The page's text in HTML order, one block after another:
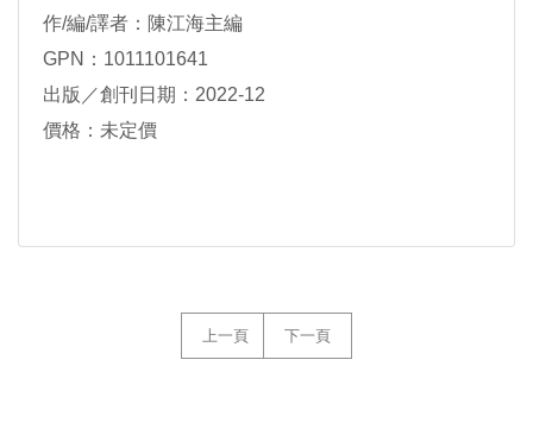
作/編/譯者：陳江海主編
GPN：1011101641
出版／創刊日期：2022-12
價格：未定價
上一頁 下一頁